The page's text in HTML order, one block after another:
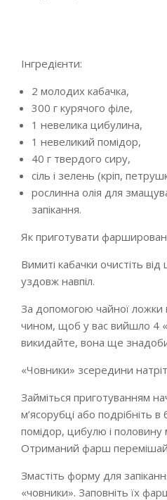
Інгредієнти:
2 молодих кабачка,
300 г курячого філе,
1 невелика цибулина,
1 невеликий помідор,
40 г твердого сиру,
сіль і зелень (кріп,
рослинна олія для
запікання.
Як приготувати
Вимиті кабачки очистіть від
уздовж навпіл.
За допомогою чайної ложки
чином, щоб у вас вийшло 4
викидайте, вона ще
«Човники» зсередини
Займіться приготуванням
м’ясорубці або подрібніть
помідор, цибулю і половину
Отриманий фарш
Змастіть форму для
«човники». Заповніть їх